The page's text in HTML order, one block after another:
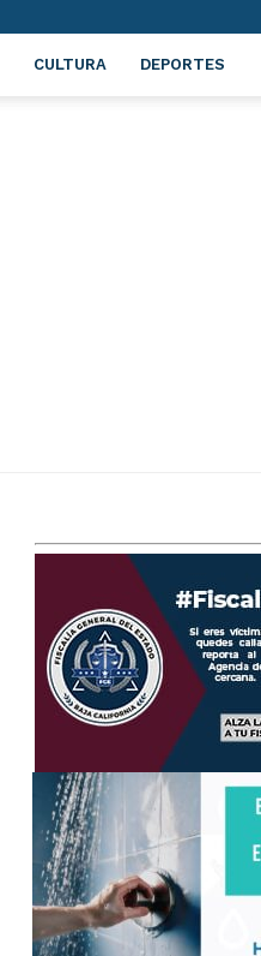
CULTURA DEPORTES